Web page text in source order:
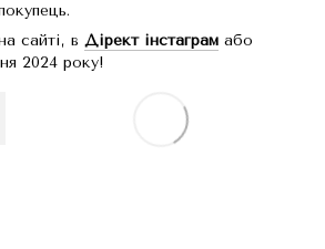
сайті, в Дірект інстаграм або
2024 року!